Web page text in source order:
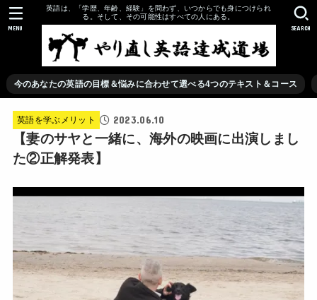
英語は、「学歴、年齢、経験」を問わず、いつからでも身につけられ
る。そして、その可能性はすべての人にある。
今のあなたの英語の目標＆悩みに合わせて選べる4つのテキスト＆コース
SEARCH
MENU
英語を学ぶメリット 2023.06.10
【妻のサヤと一緒に、海外の映画に出演しまし
た②正解発表】